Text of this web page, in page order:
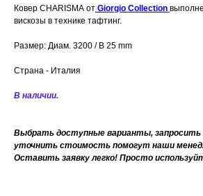
Ковер CHARISMA от Giorgio Collection
вискозы в технике тафтинг.
Размер: Диам. 3200 / В 25 mm
Страна - Италия
В наличии.
Выбрать доступные варианты, запросить
уточнить стоимость помогут наши
Оставить заявку легко! Просто